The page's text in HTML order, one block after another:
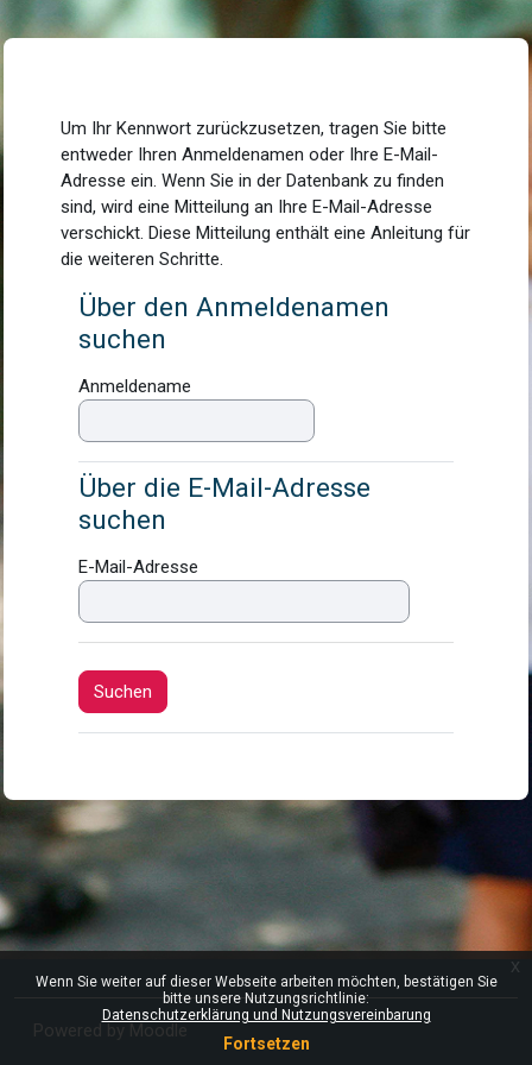
Zum Hauptinhalt
Wenn Sie weiter auf dieser Webseite arbeiten möchten, bestätigen Sie
bitte unsere Nutzungsrichtlinie:
Datenschutzerklärung und Nutzungsvereinbarung
Fortsetzen
x
Um Ihr Kennwort zurückzusetzen, tragen Sie bitte
entweder Ihren Anmeldenamen oder Ihre E-Mail-
Adresse ein. Wenn Sie in der Datenbank zu finden
sind, wird eine Mitteilung an Ihre E-Mail-Adresse
verschickt. Diese Mitteilung enthält eine Anleitung für
die weiteren Schritte.
Über den Anmeldenamen suchen
Über den Anmeldenamen
suchen
Anmeldename
Über die E-Mail-Adresse suchen
Über die E-Mail-Adresse
suchen
E-Mail-Adresse
Powered by Moodle